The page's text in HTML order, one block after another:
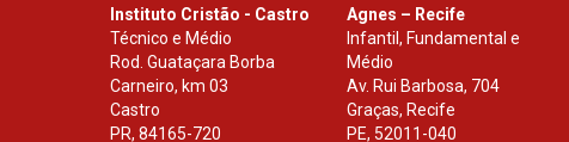
Instituto Cristão - Castro
Técnico e Médio
Rod. Guataçara Borba
Carneiro, km 03
Castro
PR, 84165-720
Agnes – Recife
Infantil, Fundamental e
Médio
Av. Rui Barbosa, 704
Graças, Recife
PE, 52011-040